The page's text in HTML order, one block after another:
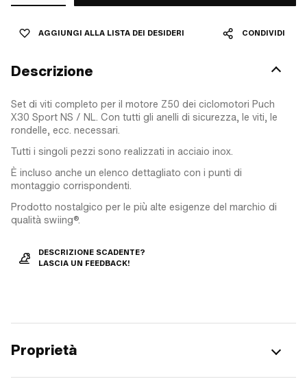
AGGIUNGI ALLA LISTA DEI DESIDERI CONDIVIDI
Descrizione
Set di viti completo per il motore Z50 dei ciclomotori Puch
X30 Sport NS / NL. Con tutti gli anelli di sicurezza, le viti, le
rondelle, ecc. necessari.
Tutti i singoli pezzi sono realizzati in acciaio inox.
È incluso anche un elenco dettagliato con i punti di
montaggio corrispondenti.
Prodotto nostalgico per le più alte esigenze del marchio di
qualità swiing®.
DESCRIZIONE SCADENTE?
LASCIA UN FEEDBACK!
Proprietà